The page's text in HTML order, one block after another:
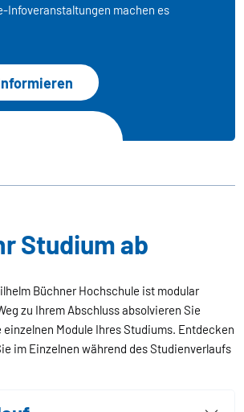
Infoveranstaltungen machen es
Studium ab
Büchner Hochschule ist modular
zu Ihrem Abschluss absolvieren Sie
Module Ihres Studiums. Entdecken
im Einzelnen während des Studienverlaufs